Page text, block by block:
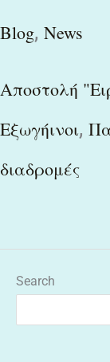
Blog, News
Αποστολή
Εξωγήινοι,
διαδρομές
Search